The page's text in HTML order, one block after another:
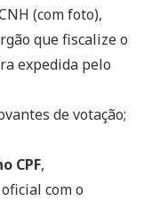
(com foto),
que fiscalize o
expedida pelo
de votação;
CPF,
com o